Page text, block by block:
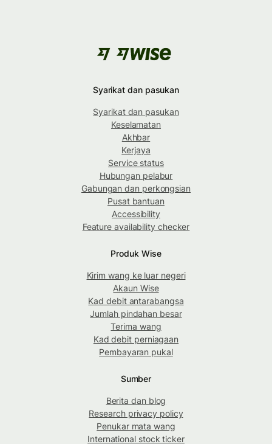
Syarikat dan pasukan
Syarikat dan pasukan
Keselamatan
Akhbar
Kerjaya
Service status
Hubungan pelabur
Gabungan dan perkongsian
Pusat bantuan
Accessibility
Feature availability checker
Produk Wise
Kirim wang ke luar negeri
Akaun Wise
Kad debit antarabangsa
Jumlah pindahan besar
Terima wang
Kad debit perniagaan
Pembayaran pukal
Sumber
Berita dan blog
Research privacy policy
Penukar mata wang
International stock ticker